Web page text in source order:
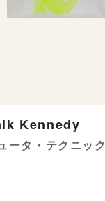
Kennedy
ータ・テクニッ